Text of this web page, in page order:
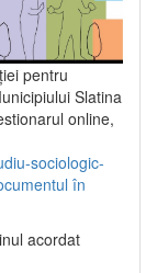
pentru
Slatina
online,
sociologic-
în
acordat